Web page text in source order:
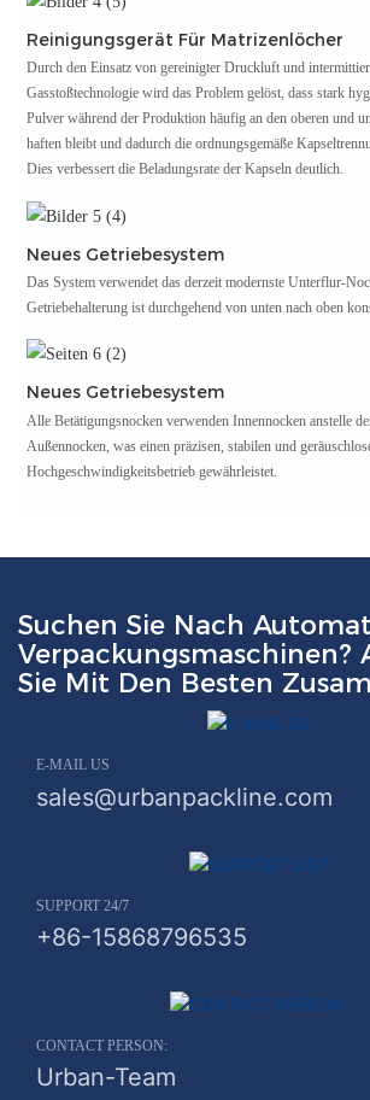
Reinigungsgerät Für Matrizenlöcher
Durch den Einsatz von gereinigter Druckluft und
Gasstoßtechnologie wird das Problem gelöst, dass stark
Pulver während der Produktion häufig an den oberen und
haften bleibt und dadurch die ordnungsgemäße
Dies verbessert die Beladungsrate der Kapseln deutlich.
Neues Getriebesystem
Das System verwendet das derzeit modernste Unterflur-
Getriebehalterung ist durchgehend von unten nach oben
Neues Getriebesystem
Alle Betätigungsnocken verwenden Innennocken anstelle
Außennocken, was einen präzisen, stabilen und
Hochgeschwindigkeitsbetrieb gewährleistet.
Suchen Sie Nach
Verpackungsmaschinen?
Sie Mit Den Besten
E-MAIL US
sales@urbanpackline.com
SUPPORT 24/7
+86-15868796535
CONTACT PERSON:
Urban-Team